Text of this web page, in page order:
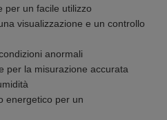
per un facile utilizzo
visualizzazione e un controllo
anormali
per la misurazione accurata
energetico per un